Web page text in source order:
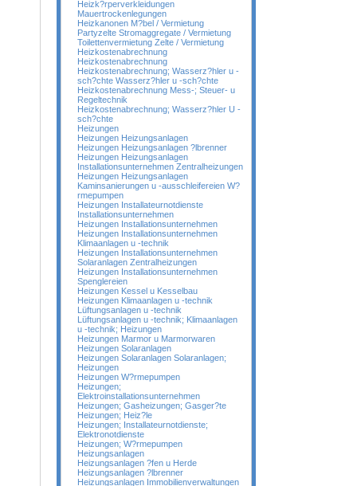
Heizk?rperverkleidungen
Mauertrockenlegungen
Heizkanonen M?bel / Vermietung
Partyzelte Stromaggregate / Vermietung
Toilettenvermietung Zelte / Vermietung
Heizkostenabrechnung
Heizkostenabrechnung
Heizkostenabrechnung; Wasserz?hler u -
sch?chte Wasserz?hler u -sch?chte
Heizkostenabrechnung Mess-; Steuer- u
Regeltechnik
Heizkostenabrechnung; Wasserz?hler U -
sch?chte
Heizungen
Heizungen Heizungsanlagen
Heizungen Heizungsanlagen ?lbrenner
Heizungen Heizungsanlagen
Installationsunternehmen Zentralheizungen
Heizungen Heizungsanlagen
Kaminsanierungen u -ausschleifereien W?
rmepumpen
Heizungen Installateurnotdienste
Installationsunternehmen
Heizungen Installationsunternehmen
Heizungen Installationsunternehmen
Klimaanlagen u -technik
Heizungen Installationsunternehmen
Solaranlagen Zentralheizungen
Heizungen Installationsunternehmen
Spenglereien
Heizungen Kessel u Kesselbau
Heizungen Klimaanlagen u -technik
Lüftungsanlagen u -technik
Lüftungsanlagen u -technik; Klimaanlagen
u -technik; Heizungen
Heizungen Marmor u Marmorwaren
Heizungen Solaranlagen
Heizungen Solaranlagen Solaranlagen;
Heizungen
Heizungen W?rmepumpen
Heizungen;
Elektroinstallationsunternehmen
Heizungen; Gasheizungen; Gasger?te
Heizungen; Heiz?le
Heizungen; Installateurnotdienste;
Elektronotdienste
Heizungen; W?rmepumpen
Heizungsanlagen
Heizungsanlagen ?fen u Herde
Heizungsanlagen ?lbrenner
Heizungsanlagen Immobilienverwaltungen